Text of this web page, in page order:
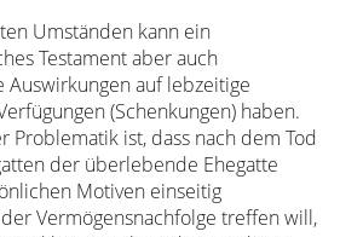
Umständen kann ein
Testament aber auch
Auswirkungen auf lebzeitige
(Schenkungen) haben.
Problematik ist, dass nach dem Tod
der überlebende Ehegatte
Motiven einseitig
Vermögensnachfolge treffen will,